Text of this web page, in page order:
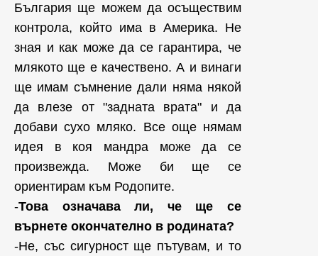
България ще можем да осъществим
контрола, който има в Америка. Не
зная и как може да се гарантира, че
млякото ще е качествено. А и винаги
ще имам съмнение дали няма някой
да влезе от "задната врата" и да
добави сухо мляко. Все още нямам
идея в коя мандра може да се
произвежда. Може би ще се
ориентирам към Родопите.
-Това означава ли, че ще се
върнете окончателно в родината?
-Не, със сигурност ще пътувам, и то